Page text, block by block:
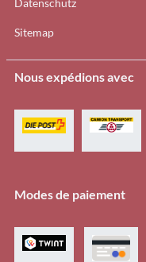
Datenschutz
Sitemap
Nous expédions avec
Modes de paiement